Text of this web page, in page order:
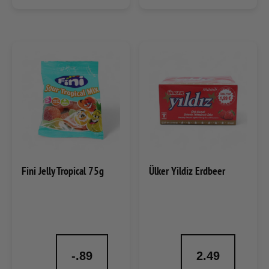
Fini Jelly Tropical 75g
-.89
Ülker Yildiz Erdbeer
2.49